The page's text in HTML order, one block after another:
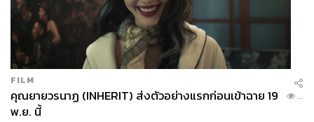
FILM
คุณยายวรนาฏ (INHERIT) ส่งตัวอย่างแรกก่อนเข้าฉาย 19
พ.ย. นี้
...